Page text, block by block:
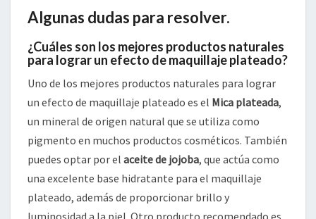
Algunas dudas para resolver.
¿Cuáles son los mejores productos naturales
para lograr un efecto de maquillaje plateado?
Uno de los mejores productos naturales para lograr
un efecto de maquillaje plateado es el Mica plateada,
un mineral de origen natural que se utiliza como
pigmento en muchos productos cosméticos. También
puedes optar por el aceite de jojoba, que actúa como
una excelente base hidratante para el maquillaje
plateado, además de proporcionar brillo y
luminosidad a la piel. Otro producto recomendado es